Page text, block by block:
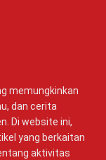
memungkinkan
dan cerita
Di website ini,
yang berkaitan
aktivitas